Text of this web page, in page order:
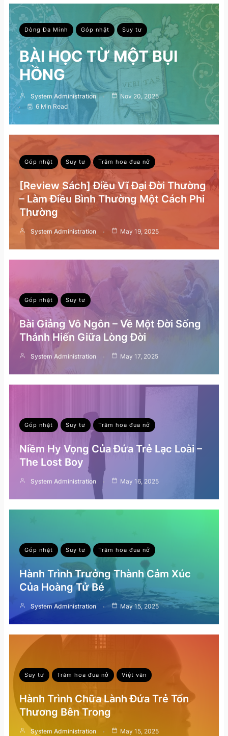
Dòng Đa Minh Góp nhặt Suy tư
BÀI HỌC TỪ MỘT BỤI
HỒNG
System Administration
Nov 20, 2025
6 Min Read
Góp nhặt Suy tư Trăm hoa đua nở
[Review Sách] Điều Vĩ Đại Đời Thường
– Làm Điều Bình Thường Một Cách Phi
Thường
System Administration May 19, 2025
Góp nhặt Suy tư
Bài Giảng Vô Ngôn – Về Một Đời Sống
Thánh Hiến Giữa Lòng Đời
System Administration May 17, 2025
Góp nhặt Suy tư Trăm hoa đua nở
Niềm Hy Vọng Của Đứa Trẻ Lạc Loài –
The Lost Boy
System Administration May 16, 2025
Góp nhặt Suy tư Trăm hoa đua nở
Hành Trình Trưởng Thành Cảm Xúc
Của Hoàng Tử Bé
System Administration May 15, 2025
Suy tư Trăm hoa đua nở Việt văn
Hành Trình Chữa Lành Đứa Trẻ Tổn
Thương Bên Trong
System Administration May 15, 2025